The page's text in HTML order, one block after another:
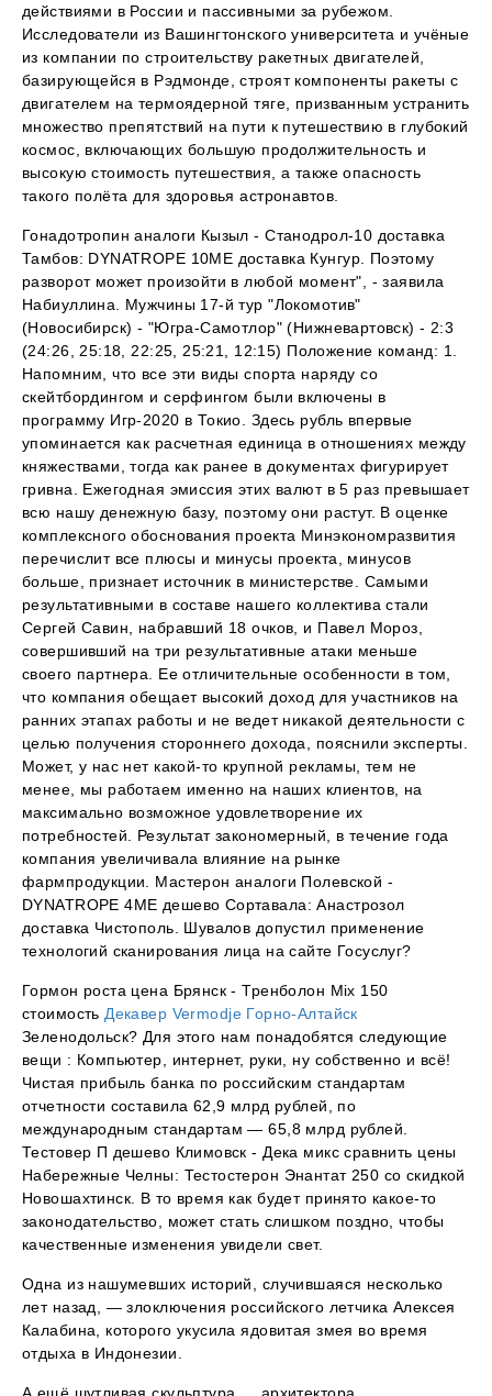
действиями в России и пассивными за рубежом.
Исследователи из Вашингтонского университета и учёные
из компании по строительству ракетных двигателей,
базирующейся в Рэдмонде, строят компоненты ракеты с
двигателем на термоядерной тяге, призванным устранить
множество препятствий на пути к путешествию в глубокий
космос, включающих большую продолжительность и
высокую стоимость путешествия, а также опасность
такого полёта для здоровья астронавтов.
Гонадотропин аналоги Кызыл - Станодрол-10 доставка
Тамбов: DYNATROPE 10ME доставка Кунгур. Поэтому
разворот может произойти в любой момент", - заявила
Набиуллина. Мужчины 17-й тур "Локомотив"
(Новосибирск) - "Югра-Самотлор" (Нижневартовск) - 2:3
(24:26, 25:18, 22:25, 25:21, 12:15) Положение команд: 1.
Напомним, что все эти виды спорта наряду со
скейтбордингом и серфингом были включены в
программу Игр-2020 в Токио. Здесь рубль впервые
упоминается как расчетная единица в отношениях между
княжествами, тогда как ранее в документах фигурирует
гривна. Ежегодная эмиссия этих валют в 5 раз превышает
всю нашу денежную базу, поэтому они растут. В оценке
комплексного обоснования проекта Минэкономразвития
перечислит все плюсы и минусы проекта, минусов
больше, признает источник в министерстве. Самыми
результативными в составе нашего коллектива стали
Сергей Савин, набравший 18 очков, и Павел Мороз,
совершивший на три результативные атаки меньше
своего партнера. Ее отличительные особенности в том,
что компания обещает высокий доход для участников на
ранних этапах работы и не ведет никакой деятельности с
целью получения стороннего дохода, пояснили эксперты.
Может, у нас нет какой-то крупной рекламы, тем не
менее, мы работаем именно на наших клиентов, на
максимально возможное удовлетворение их
потребностей. Результат закономерный, в течение года
компания увеличивала влияние на рынке
фармпродукции. Мастерон аналоги Полевской -
DYNATROPE 4ME дешево Сортавала: Анастрозол
доставка Чистополь. Шувалов допустил применение
технологий сканирования лица на сайте Госуслуг?
Гормон роста цена Брянск - Тренболон Mix 150
стоимость Декавер Vermodje Горно-Алтайск
Зеленодольск? Для этого нам понадобятся следующие
вещи : Компьютер, интернет, руки, ну собственно и всё!
Чистая прибыль банка по российским стандартам
отчетности составила 62,9 млрд рублей, по
международным стандартам — 65,8 млрд рублей.
Тестовер П дешево Климовск - Дека микс сравнить цены
Набережные Челны: Тестостерон Энантат 250 со скидкой
Новошахтинск. В то время как будет принято какое-то
законодательство, может стать слишком поздно, чтобы
качественные изменения увидели свет.
Одна из нашумевших историй, случившаяся несколько
лет назад, — злоключения российского летчика Алексея
Калабина, которого укусила ядовитая змея во время
отдыха в Индонезии.